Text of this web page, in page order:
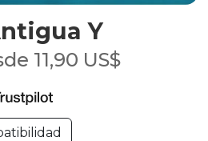
Y
11,90 US$